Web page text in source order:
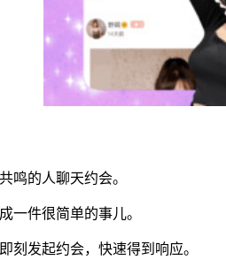
鸣的人聊天约会。
一件很简单的事儿。
刻发起约会，快速得到响应。